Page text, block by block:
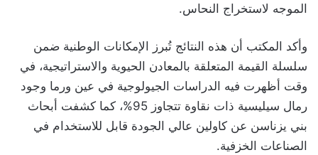
الموجه لاستخراج النحاس.
وأكد المكتب أن هذه النتائج تُبرز الإمكانات الوطنية ضمن
سلسلة القيمة المتعلقة بالمعادن الحيوية والاستراتيجية، في
وقت أظهرت فيه الدراسات الجيولوجية في عين ورما وجود
رمال سيليسية ذات نقاوة تتجاوز 95%، كما كشفت أبحاث
بني يزناسن عن كاولين عالي الجودة قابل للاستخدام في
الصناعات الخزفية.